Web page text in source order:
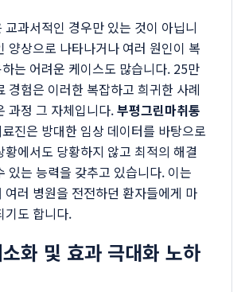
교과서적인 경우만 있는 것이 아닙니
양상으로 나타나거나 여러 원인이 복
는 어려운 케이스도 많습니다. 25만
경험은 이러한 복잡하고 희귀한 사례
과정 그 자체입니다.부평그린마취통
진은 방대한 임상 데이터를 바탕으로
황에서도 당황하지 않고 최적의 해결
있는 능력을 갖추고 있습니다. 이는
여러 병원을 전전하던 환자들에게 마
기도 합니다.
화 및 효과 극대화 노하